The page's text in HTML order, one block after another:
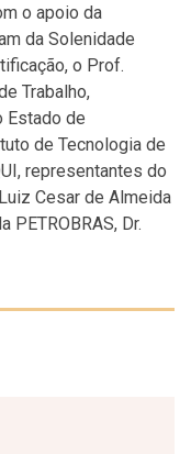
o apoio da
da Solenidade
o Prof.
Trabalho,
Estado de
de Tecnologia de
representantes do
Cesar de Almeida
PETROBRAS, Dr.